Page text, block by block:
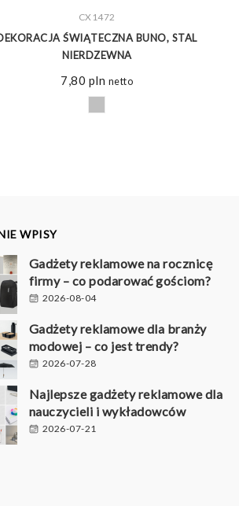
ZOBACZ WIĘCEJ
CX1472
ŚWIĄTECZNA BUNO, STAL
NIERDZEWNA
7,80 pln netto
WPISY
Gadżety reklamowe na rocznicę
firmy – co podarować gościom?
2026-08-04
Gadżety reklamowe dla branży
modowej – co jest trendy?
2026-07-28
Najlepsze gadżety reklamowe dla
nauczycieli i wykładowców
2026-07-21